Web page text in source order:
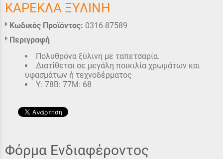
ΚΑΡΕΚΛΑ ΞΥΛΙΝΗ
Κωδικός Προϊόντος: 0316-87589
Περιγραφή
Πολυθρόνα ξύλινη με ταπετσαρία.
Διατίθεται σε μεγάλη ποικιλία χρωμάτων και
υφασμάτων ή τεχνοδέρματος
Υ: 78Β: 77Μ: 68
Φόρμα Ενδιαφέροντος